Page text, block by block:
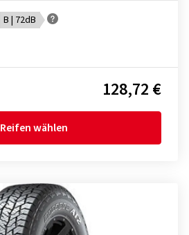
B | 72dB
128,72 €
Reifen wählen